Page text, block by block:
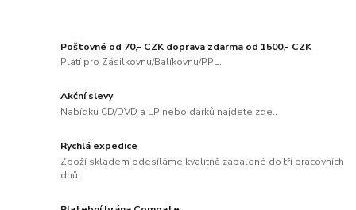
Poštovné od 70,- CZK doprava zdarma od 1500,- CZK
Platí pro Zásilkovnu/Balíkovnu/PPL.
Akční slevy
Nabídku CD/DVD a LP nebo dárků najdete zde..
Rychlá expedice
Zboží skladem odesíláme kvalitně zabalené do tří pracovních
dnů..